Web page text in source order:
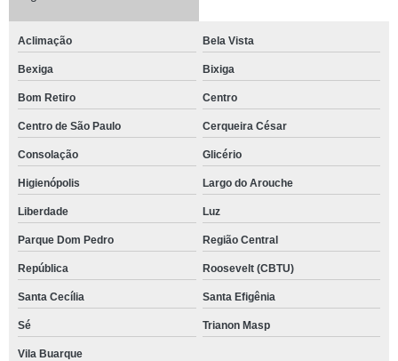
Aclimação Bela Vista
Bexiga Bixiga
Bom Retiro Centro
Centro de São Paulo Cerqueira César
Consolação Glicério
Higienópolis Largo do Arouche
Liberdade Luz
Parque Dom Pedro Região Central
República Roosevelt (CBTU)
Santa Cecília Santa Efigênia
Sé Trianon Masp
Vila Buarque